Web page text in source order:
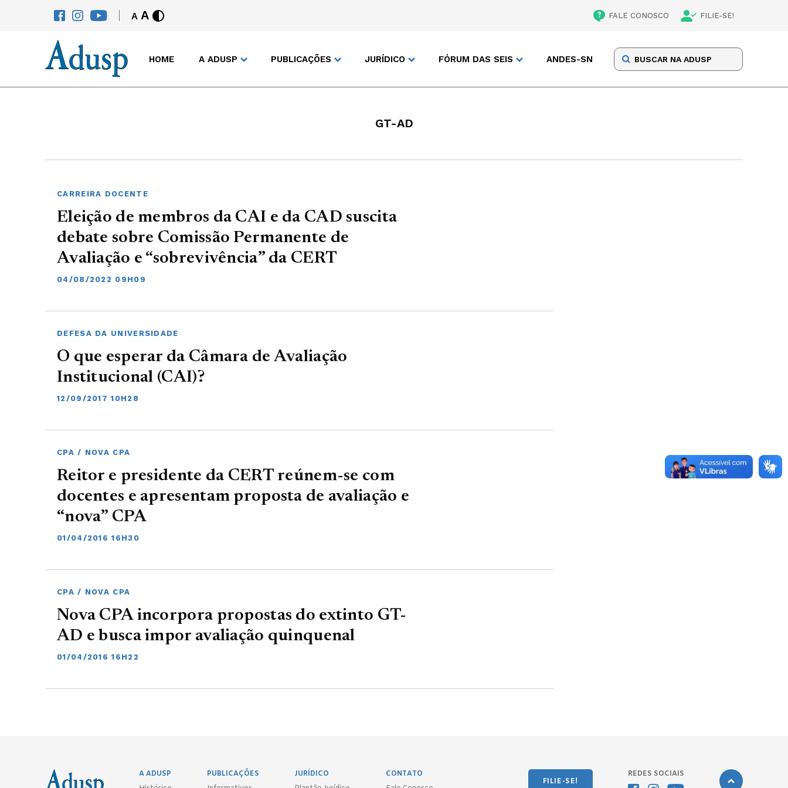
A A FALE CONOSCO FILIE-SE!
HOME A ADUSP PUBLICAÇÕES JURÍDICO FÓRUM DAS SEIS ANDES-SN
GT-AD
CARREIRA DOCENTE
Eleição de membros da CAI e da CAD suscita
debate sobre Comissão Permanente de
Avaliação e “sobrevivência” da CERT
04/08/2022 09H09
DEFESA DA UNIVERSIDADE
O que esperar da Câmara de Avaliação
Institucional (CAI)?
12/09/2017 10H28
CPA / NOVA CPA
Reitor e presidente da CERT reúnem-se com
docentes e apresentam proposta de avaliação e
“nova” CPA
01/04/2016 16H30
CPA / NOVA CPA
Nova CPA incorpora propostas do extinto GT-
AD e busca impor avaliação quinquenal
01/04/2016 16H22
A ADUSP
PUBLICAÇÕES
JURÍDICO
CONTATO
FILIE-SE!
REDES SOCIAIS